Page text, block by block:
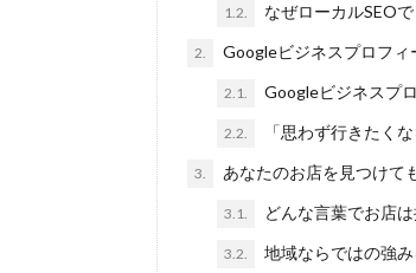
1.2. なぜローカルSEO
2. Googleビジネスプロフィ
2.1. Googleビジネスプ
2.2. 「思わず行きたく
3. あなたのお店を見つけて
3.1. どんな言葉でお店
3.2. 地域ならではの強